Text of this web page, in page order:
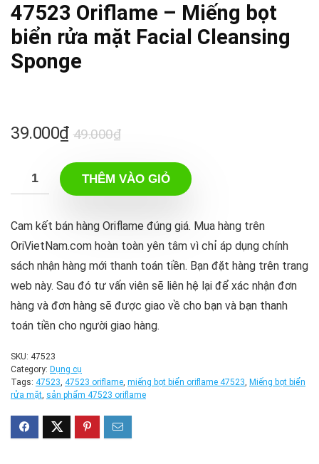
47523 Oriflame – Miếng bọt
biển rửa mặt Facial Cleansing
Sponge
49.000₫Giá
là:
49.000₫.
39.000₫
Giá
tại
là:
THÊM VÀO GIỎ
Cam kết bán hàng Oriflame đúng giá. Mua hàng trên
OriVietNam.com hoàn toàn yên tâm vì chỉ áp dụng chính
sách nhận hàng mới thanh toán tiền. Bạn đặt hàng trên trang
web này. Sau đó tư vấn viên sẽ liên hệ lại để xác nhận đơn
hàng và đơn hàng sẽ được giao về cho bạn và bạn thanh
toán tiền cho người giao hàng.
SKU: 47523
Category: Dụng cụ
Tags: 47523, 47523 oriflame, miếng bọt biển oriflame 47523, Miếng bọt biển
rửa mặt, sản phẩm 47523 oriflame